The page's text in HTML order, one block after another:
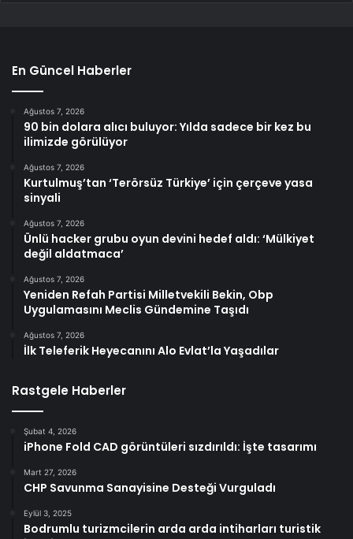
En Güncel Haberler
Ağustos 7, 2026
90 bin dolara alıcı buluyor: Yılda sadece bir kez bu
ilimizde görülüyor
Ağustos 7, 2026
Kurtulmuş’tan ‘Terörsüz Türkiye’ için çerçeve yasa
sinyali
Ağustos 7, 2026
Ünlü hacker grubu oyun devini hedef aldı: ‘Mülkiyet
değil aldatmaca’
Ağustos 7, 2026
Yeniden Refah Partisi Milletvekili Bekin, Obp
Uygulamasını Meclis Gündemine Taşıdı
Ağustos 7, 2026
İlk Teleferik Heyecanını Alo Evlat’la Yaşadılar
Rastgele Haberler
Şubat 4, 2026
iPhone Fold CAD görüntüleri sızdırıldı: İşte tasarımı
Mart 27, 2026
CHP Savunma Sanayisine Desteği Vurguladı
Eylül 3, 2025
Bodrumlu turizmcilerin arda arda intiharları turistik